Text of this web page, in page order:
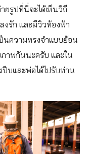
ยรูปที่นี่จะได้เห็นวิถี
งรัก และมีวิวท้องฟ้า
ป็นความทรงจำแบบย้อน
ภาพกันนะครับ และใน
ปีบและพ่อได้ไปรับท่าน